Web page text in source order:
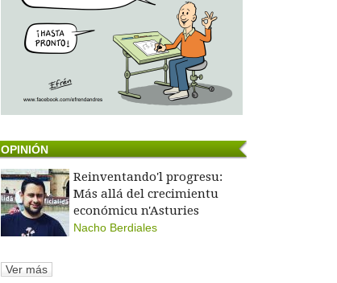
OPINIÓN
Reinventando'l progresu:
Más allá del crecimientu
económicu n'Asturies
Nacho Berdiales
Ver más